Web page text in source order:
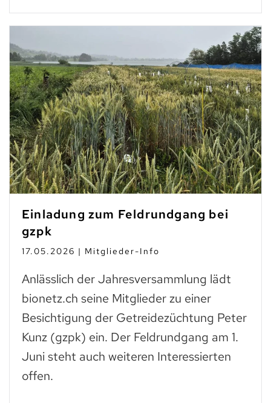
Einladung zum Feldrundgang bei
gzpk
17.05.2026 | Mitglieder-Info
Anlässlich der Jahresversammlung lädt
bionetz.ch seine Mitglieder zu einer
Besichtigung der Getreidezüchtung Peter
Kunz (gzpk) ein. Der Feldrundgang am 1.
Juni steht auch weiteren Interessierten
offen.